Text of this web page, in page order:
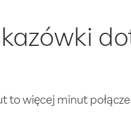
to więcej minut